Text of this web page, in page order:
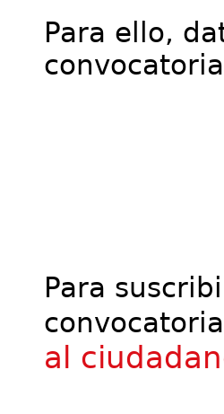
Para ello,
Para
al